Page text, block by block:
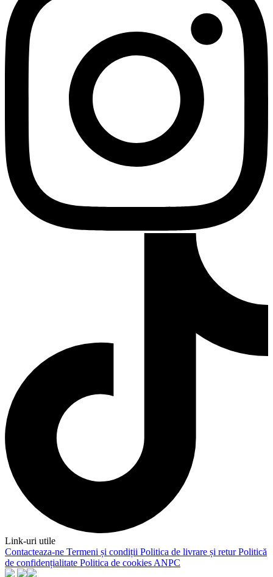
Link-uri utile
Contacteaza-ne Termeni și condiții Politica de livrare și returPolitică
de confidențialitate Politica de cookies ANPC